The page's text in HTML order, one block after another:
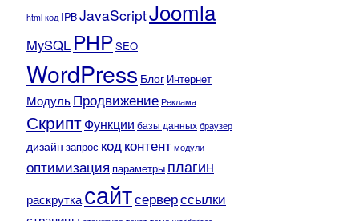
html код IPBJavaScriptJoomla
MySQL PHPSEO
WordPress Блог Интернет
МодульПродвижение Реклама
СкриптФункции базы данных браузер
дизайн запрос кодконтент модули
оптимизация параметры плагин
раскруткасайтсерверссылки